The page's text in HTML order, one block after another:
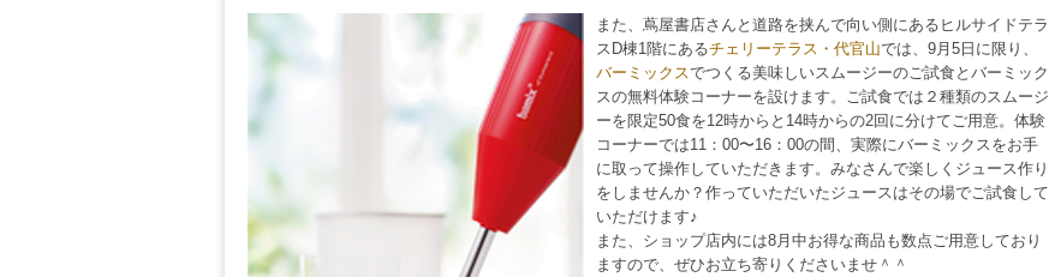
また、蔦屋書店さんと道路を挟んで向い側にあるヒルサイドテラ
スD棟1階にあるチェリーテラス・代官山では、9月5日に限り、
バーミックスでつくる美味しいスムージーのご試食とバーミック
スの無料体験コーナーを設けます。ご試食では２種類のスムージ
ーを限定50食を12時からと14時からの2回に分けてご用意。体験
コーナーでは11：00〜16：00の間、実際にバーミックスをお手
に取って操作していただきます。みなさんで楽しくジュース作り
をしませんか？作っていただいたジュースはその場でご試食して
いただけます♪
また、ショップ店内には8月中お得な商品も数点ご用意しており
ますので、ぜひお立ち寄りくださいませ＾＾